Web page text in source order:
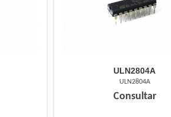
ULN2804A
ULN2804A
Consultar